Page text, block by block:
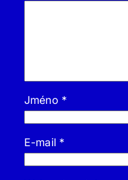
Jméno *
E-mail *